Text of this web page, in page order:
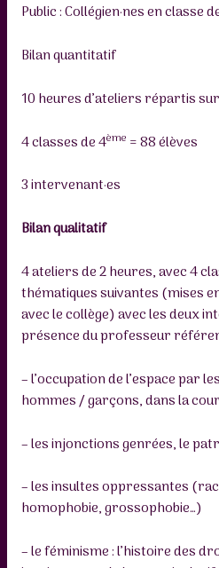
Public : Collégien·nes en classe
Bilan quantitatif
10 heures d’ateliers répartis
4 classes de 4ème = 88 élèves
3 intervenant·es
Bilan qualitatif
4 ateliers de 2 heures, avec 4
thématiques suivantes (mises
avec le collège) avec les deux
présence du professeur
– l’occupation de l’espace par
hommes / garçons, dans la
– les injonctions genrées, le
– les insultes oppressantes
homophobie, grossophobie…)
– le féminisme : l’histoire des